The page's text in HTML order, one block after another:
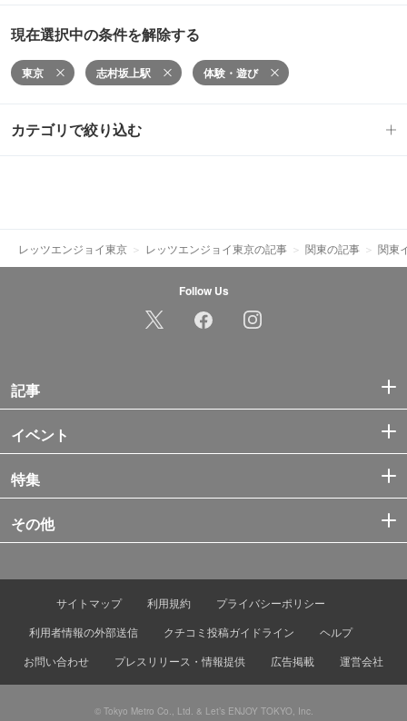
現在選択中の条件を解除する
東京 志村坂上駅 体験・遊び
カテゴリで絞り込む
レッツエンジョイ東京 レッツエンジョイ東京の記事 関東の記事 関東
Follow Us
記事
イベント
特集
その他
サイトマップ 利用規約
プライバシーポリシー
利用者情報の外部送信
クチコミ投稿ガイドライン
ヘルプ
お問い合わせ
プレスリリース・情報提供 広告掲載 運営会社
© Tokyo Metro Co., Ltd. & Let’s ENJOY TOKYO, Inc.